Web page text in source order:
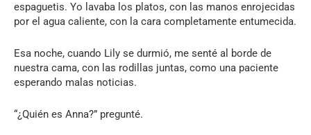
espaguetis. Yo lavaba los platos, con las manos enrojecidas
por el agua caliente, con la cara completamente entumecida.
Esa noche, cuando Lily se durmió, me senté al borde de
nuestra cama, con las rodillas juntas, como una paciente
esperando malas noticias.
“¿Quién es Anna?” pregunté.